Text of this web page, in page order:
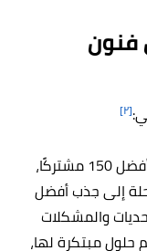
فنون
[٢]
وهي مسابقة تمتد لـ 3 أيام، يُشارك فيها أفضل 150 مشتركًا،
المرحلة إلى جذب أفضل
والمشكلات
مبتكرة لها،